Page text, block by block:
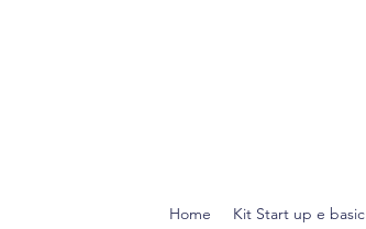
Home Kit Start up e basic